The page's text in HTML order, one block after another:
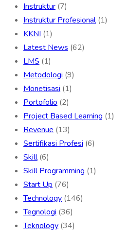
Instruktur (7)
Instruktur Profesional(1)
KKNI (1)
Latest News (62)
LMS (1)
Metodologi (9)
Monetisasi (1)
Portofolio (2)
Project Based Learning (1)
Revenue (13)
Sertifikasi Profesi (6)
Skill(6)
Skill Programming (1)
Start Up (76)
Technology (146)
Tegnologi (36)
Teknology (34)